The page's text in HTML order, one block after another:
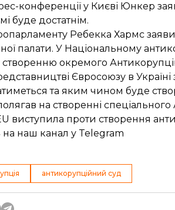
конференції у Києві Юнкер
буде достатнім.
Ребекка Хармс
палати. У Національному
створенню окремого
Євросоюзу в
та яким чином буде
на створенні
виступила проти створення
на наш канал у Telegram
антикорупційний суд